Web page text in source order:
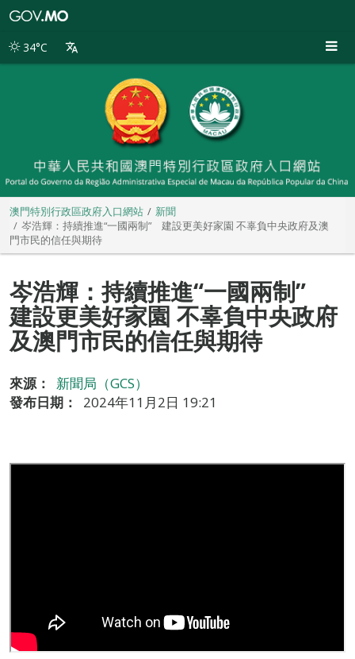
別
34°C
澳門特別行政區政府入口網站
新聞
岑浩輝：持續推進“一國兩制” 建設更美好家園 不辜負中央政府及澳
門市民的信任與期待
岑浩輝：持續推進“一國兩制”
建設更美好家園 不辜負中央政府
及澳門市民的信任與期待
來源：
新聞局（GCS）
發布日期：
2024年11月2日 19:21